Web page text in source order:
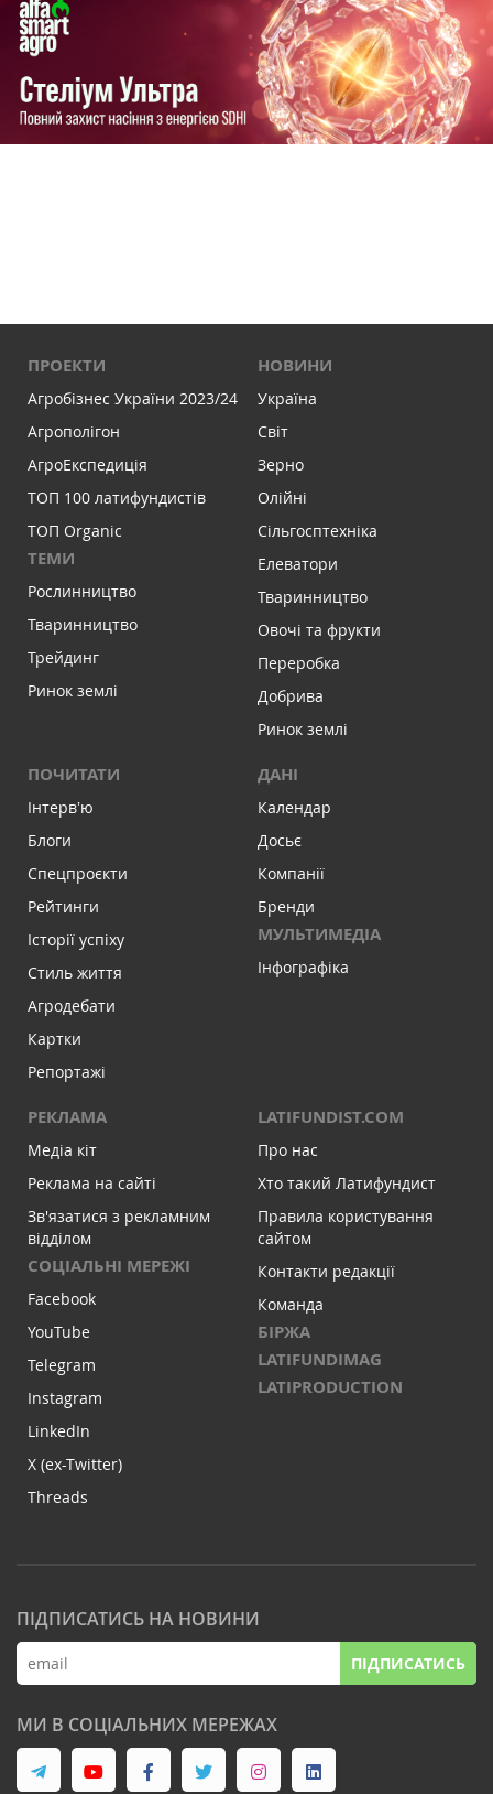
ПРОЕКТИ
Агробізнес України 2023/24
Агрополігон
АгроЕкспедиція
ТОП 100 латифундистів
ТОП Organic
ТЕМИ
Рослинництво
Тваринництво
Трейдинг
Ринок землі
НОВИНИ
Україна
Світ
Зерно
Олійні
Сільгосптехніка
Елеватори
Тваринництво
Овочі та фрукти
Переробка
Добрива
Ринок землі
ПОЧИТАТИ
Інтервʼю
Блоги
Спецпроєкти
Рейтинги
Історії успіху
Стиль життя
Агродебати
Картки
Репортажі
ДАНІ
Календар
Досьє
Компанії
Бренди
МУЛЬТИМЕДІА
Інфографіка
РЕКЛАМА
Медіа кіт
Реклама на сайті
Зв'язатися з рекламним
відділом
СОЦІАЛЬНІ МЕРЕЖІ
Facebook
YouTube
Telegram
Instagram
LinkedIn
X (ex-Twitter)
Threads
LATIFUNDIST.COM
Про нас
Хто такий Латифундист
Правила користування
сайтом
Контакти редакції
Команда
БІРЖА
LATIFUNDIMAG
LATIPRODUCTION
ПІДПИСАТИСЬ НА НОВИНИ
ПІДПИСАТИСЬ
МИ В СОЦІАЛЬНИХ МЕРЕЖАХ